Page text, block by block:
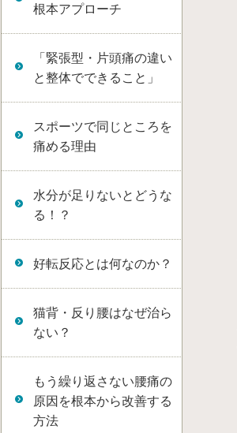
根本アプローチ
「緊張型・片頭痛の違い
と整体でできること」
スポーツで同じところを
痛める理由
水分が足りないとどうな
る！？
好転反応とは何なのか？
猫背・反り腰はなぜ治ら
ない？
もう繰り返さない腰痛の
原因を根本から改善する
方法